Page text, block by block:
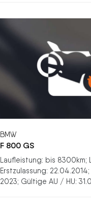
BMW
F 800 GS
Laufleistung: bis 8300km;
Erstzulassung:
2023; Gültige AU / HU: